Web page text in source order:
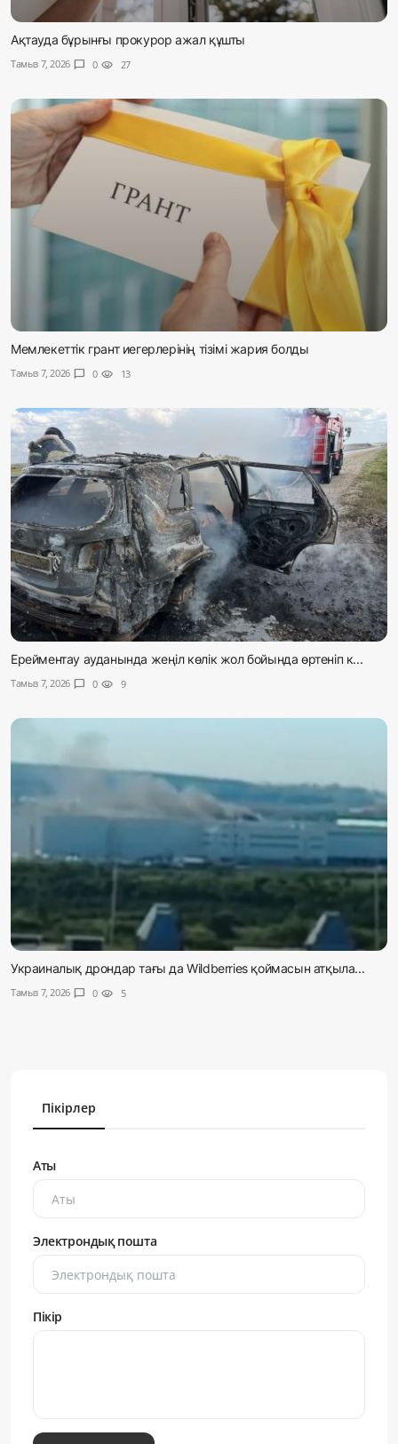
Ақтауда бұрынғы прокурор ажал құшты
Тамыз 7, 2026 chat_bubble 0 visibility 27
Мемлекеттік грант иегерлерінің тізімі жария болды
Тамыз 7, 2026 chat_bubble 0 visibility 13
Ерейментау ауданында жеңіл көлік жол бойында өртеніп к...
Тамыз 7, 2026 chat_bubble 0 visibility 9
Украиналық дрондар тағы да Wildberries қоймасын атқыла...
Тамыз 7, 2026 chat_bubble 0 visibility 5
Пікірлер
Аты
Электрондық пошта
Пікір